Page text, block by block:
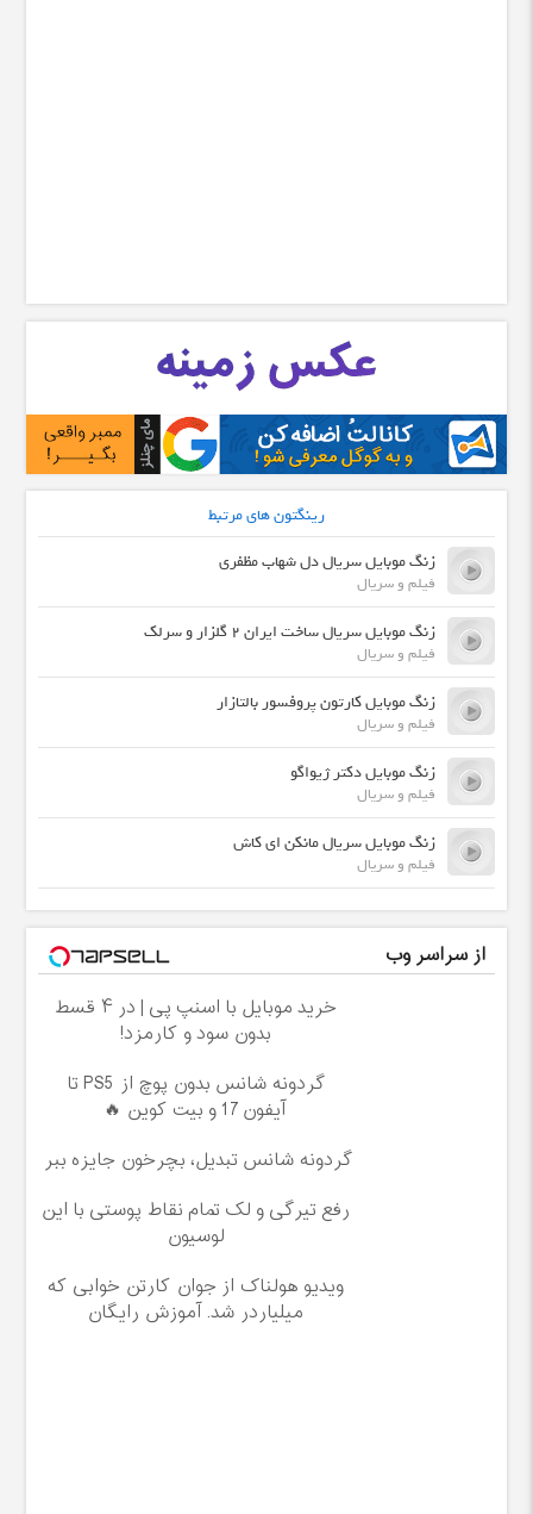
رینگتون های مرتبط
زنگ موبایل سریال دل شهاب مظفری
فیلم و سریال
زنگ موبایل سریال ساخت ایران 2 گلزار و سرلک
فیلم و سریال
زنگ موبایل کارتون پروفسور بالتازار
فیلم و سریال
زنگ موبایل دکتر ژیواگو
فیلم و سریال
زنگ موبایل سریال مانکن ای کاش
فیلم و سریال
از سراسر وب
خرید موبایل با اسنپ پی | در ۴ قسط
بدون سود و کارمزد!
گردونه شانس بدون پوچ از PS5 تا
آیفون17 و بیت کوین 🔥
گردونه شانس تبدیل، بچرخون جایزه ببر
رفع تیرگی و لک تمام نقاط پوستی با این
لوسیون
ویدیو هولناک از جوان کارتن خوابی که
میلیاردر شد. آموزش رایگان